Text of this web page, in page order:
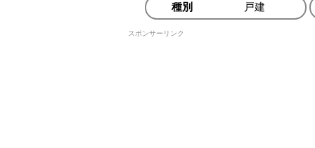
種別 戸建
スポンサーリンク